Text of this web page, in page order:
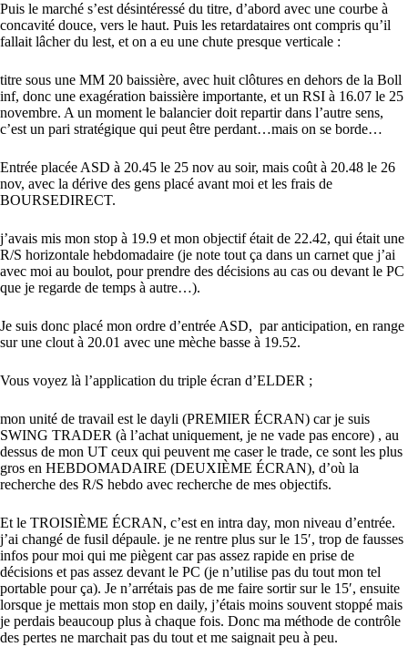
Puis le marché s’est désintéressé du titre, d’abord avec une courbe à
concavité douce, vers le haut. Puis les retardataires ont compris qu’il
fallait lâcher du lest, et on a eu une chute presque verticale :
titre sous une MM 20 baissière, avec huit clôtures en dehors de la Boll
inf, donc une exagération baissière importante, et un RSI à 16.07 le 25
novembre. A un moment le balancier doit repartir dans l’autre sens,
c’est un pari stratégique qui peut être perdant…mais on se borde…
Entrée placée ASD à 20.45 le 25 nov au soir, mais coût à 20.48 le 26
nov, avec la dérive des gens placé avant moi et les frais de
BOURSEDIRECT.
j’avais mis mon stop à 19.9 et mon objectif était de 22.42, qui était une
R/S horizontale hebdomadaire (je note tout ça dans un carnet que j’ai
avec moi au boulot, pour prendre des décisions au cas ou devant le PC
que je regarde de temps à autre…).
Je suis donc placé mon ordre d’entrée ASD, par anticipation, en range
sur une clout à 20.01 avec une mèche basse à 19.52.
Vous voyez là l’application du triple écran d’ELDER ;
mon unité de travail est le dayli (PREMIER ÉCRAN) car je suis
SWING TRADER (à l’achat uniquement, je ne vade pas encore) , au
dessus de mon UT ceux qui peuvent me caser le trade, ce sont les plus
gros en HEBDOMADAIRE (DEUXIÈME ÉCRAN), d’où la
recherche des R/S hebdo avec recherche de mes objectifs.
Et le TROISIÈME ÉCRAN, c’est en intra day, mon niveau d’entrée.
j’ai changé de fusil dépaule. je ne rentre plus sur le 15′, trop de fausses
infos pour moi qui me piègent car pas assez rapide en prise de
décisions et pas assez devant le PC (je n’utilise pas du tout mon tel
portable pour ça). Je n’arrétais pas de me faire sortir sur le 15′, ensuite
lorsque je mettais mon stop en daily, j’étais moins souvent stoppé mais
je perdais beaucoup plus à chaque fois. Donc ma méthode de contrôle
des pertes ne marchait pas du tout et me saignait peu à peu.